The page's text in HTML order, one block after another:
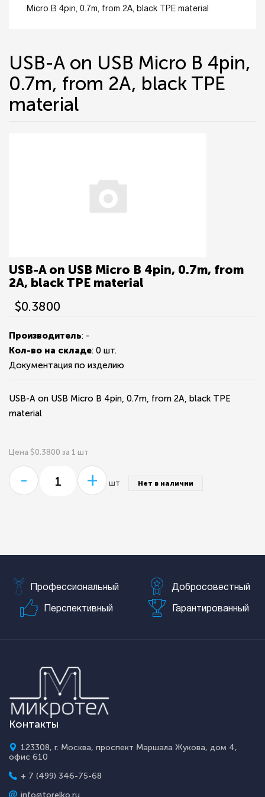
Micro B 4pin, 0.7m, from 2A, black TPE material
USB-A on USB Micro B 4pin,
0.7m, from 2A, black TPE
material
USB-A on USB Micro B 4pin, 0.7m, from
2A, black TPE material
$0.3800
Производитель: -
Кол-во на складе: 0 шт.
Документация по изделию
USB-A on USB Micro B 4pin, 0.7m, from 2A, black TPE
material
Цена $0.3800 за 1 шт
- + шт Нет в наличии
Профессиональный Добросовестный
Перспективный Гарантированный
Контакты
123308, г. Москва, проспект Маршала Жукова, дом 4,
офис 610
+ 7 (499) 346-75-68